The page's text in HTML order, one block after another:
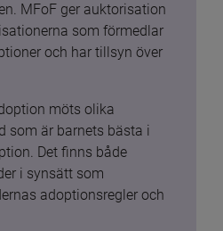
MFoF ger auktorisation
som förmedlar
och har tillsyn över
möts olika
som är barnets bästa i
Det finns både
i synsätt som
adoptionsregler och